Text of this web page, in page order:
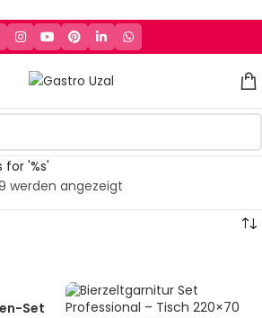
for '%s'
werden angezeigt
Set